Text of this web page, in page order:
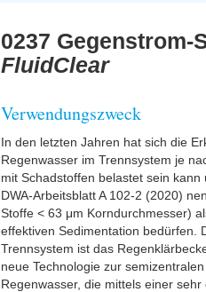
0237 Gegenstrom-
FluidClear
Verwendungszweck
In den letzten Jahren hat sich die
Regenwasser im Trennsystem je
mit Schadstoffen belastet sein
DWA-Arbeitsblatt A 102-2 (2020)
Stoffe < 63 μm Korndurchmesser)
effektiven Sedimentation bedürfen.
Trennsystem ist das
neue Technologie zur
Regenwasser, die mittels einer